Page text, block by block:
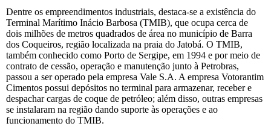
Dentre os empreendimentos industriais, destaca-se a existência do
Terminal Marítimo Inácio Barbosa (TMIB), que ocupa cerca de
dois milhões de metros quadrados de área no município de Barra
dos Coqueiros, região localizada na praia do Jatobá. O TMIB,
também conhecido como Porto de Sergipe, em 1994 e por meio de
contrato de cessão, operação e manutenção junto à Petrobras,
passou a ser operado pela empresa Vale S.A. A empresa Votorantim
Cimentos possui depósitos no terminal para armazenar, receber e
despachar cargas de coque de petróleo; além disso, outras empresas
se instalaram na região dando suporte às operações e ao
funcionamento do TMIB.